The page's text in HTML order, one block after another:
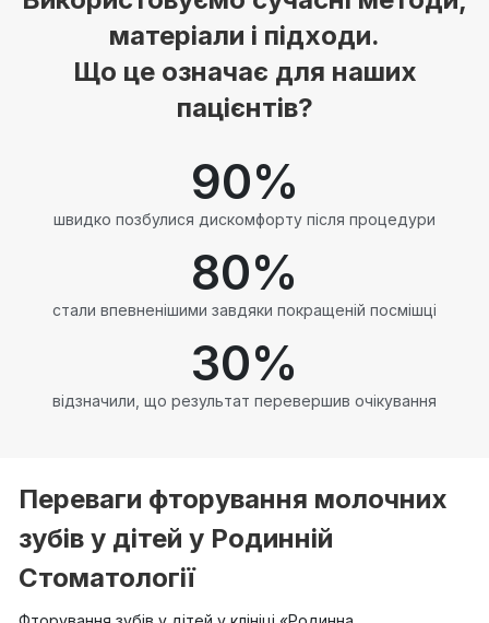
матеріали і підходи.
Що це означає для наших
пацієнтів?
швидко позбулися дискомфорту після процедури
90%
стали впевненішими завдяки покращеній посмішці
80%
відзначили, що результат перевершив очікування
30%
Переваги фторування молочних
зубів у дітей у Родинній
Стоматології